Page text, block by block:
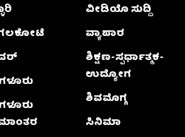
ವೀಡಿಯೊ ಸುದ್ದಿ
ವ್ಯಾಪಾರ
ಶಿಕ್ಷಣ-ಸ್ಪರ್ಧಾತ್ಮಕ-
ಉದ್ಯೋಗ
ಶಿವಮೊಗ್ಗ
ಸಿನಿಮಾ